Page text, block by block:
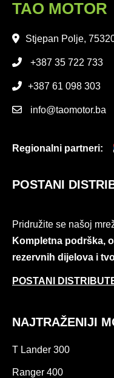
TAO MOTOR
Stjepan Polje,
+387 35 722 733
+387 61 098 303
info@taomotor.ba
Regionalni partneri:
POSTANI
Pridružite se našoj
Kompletna podrška,
rezervnih dijelova i
POSTANI
NAJTRAŽENIJI
T Lander 300
Ranger 400